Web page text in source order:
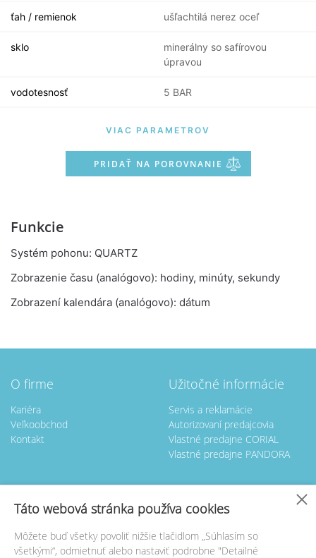
ťah / remienok ušľachtilá nerez oceľ
sklo
minerálny so safírovou
úpravou
vodotesnosť 5 BAR
VIAC PARAMETROV
PRIDAŤ NA POROVNANIE
Funkcie
Systém pohonu: QUARTZ
Zobrazenie času (analógovo): hodiny, minúty, sekundy
Zobrazení kalendára (analógovo): dátum
O firme
Kariéra
Veľkoobchod
Kontakt
Užitočné informácie
Servis a reklamácie
Autorizovaní predajcovia
Vlastné predajne CORIAL
Vlastné predajne PANDORA
Nastavenie cookies
Kontakt
GOLDTIME BL spol. s.r.o.
Servis hodín
GOLDTIME BL spol. s.r.o.
Táto webová stránka používa cookies
Môžete buď všetky povoliť nižšie tlačidlom „Súhlasím so
všetkými“, odmietnuť alebo nastaviť podrobne "Detailné